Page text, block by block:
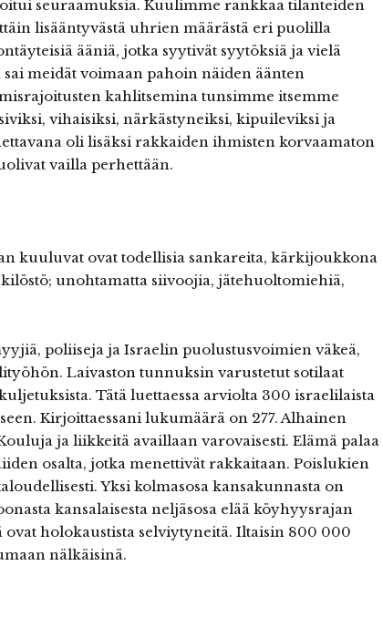
seuraamuksia. Kuulimme rankkaa tilanteiden
lisääntyvästä uhrien määrästä eri puolilla
ääniä, jotka syytivät syytöksiä ja vielä
meidät voimaan pahoin näiden äänten
kahlitsemina tunsimme itsemme
vihaisiksi, närkästyneiksi, kipuileviksi ja
oli lisäksi rakkaiden ihmisten korvaamaton
vailla perhettään.
kuuluvat ovat todellisia sankareita, kärkijoukkona
unohtamatta siivoojia, jätehuoltomiehiä,
poliiseja ja Israelin puolustusvoimien väkeä,
Laivaston tunnuksin varustetut sotilaat
Tätä luettaessa arviolta 300 israelilaista
Kirjoittaessani lukumäärä on 277. Alhainen
ja liikkeitä availlaan varovaisesti. Elämä palaa
osalta, jotka menettivät rakkaitaan. Poislukien
Yksi kolmasosa kansakunnasta on
kansalaisesta neljäsosa elää köyhyysrajan
holokaustista selviytyneitä. Iltaisin 800 000
nälkäisinä.